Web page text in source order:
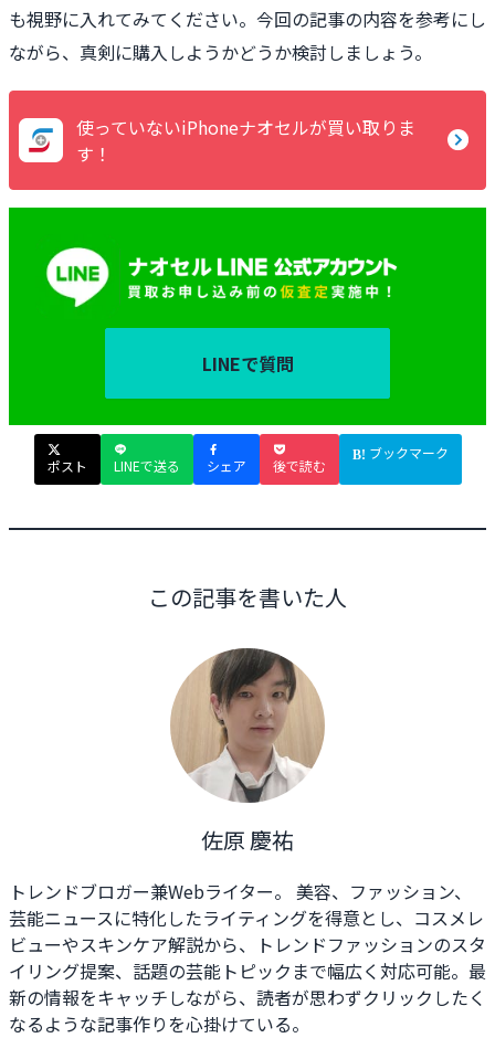
も視野に入れてみてください。今回の記事の内容を参考にし
ながら、真剣に購入しようかどうか検討しましょう。
使っていないiPhoneナオセルが買い取りま
す！
LINEで質問
ポスト LINEで送る シェア 後で読む
ブックマーク
この記事を書いた人
佐原 慶祐
トレンドブロガー兼Webライター。 美容、ファッション、
芸能ニュースに特化したライティングを得意とし、コスメレ
ビューやスキンケア解説から、トレンドファッションのスタ
イリング提案、話題の芸能トピックまで幅広く対応可能。最
新の情報をキャッチしながら、読者が思わずクリックしたく
なるような記事作りを心掛けている。